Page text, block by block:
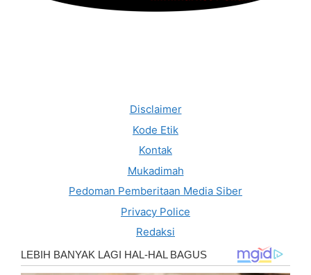
Disclaimer
Kode Etik
Kontak
Mukadimah
Pedoman Pemberitaan Media Siber
Privacy Police
Redaksi